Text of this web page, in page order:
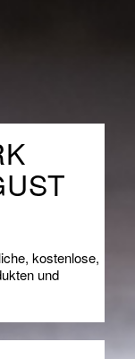
kostenlose,
und